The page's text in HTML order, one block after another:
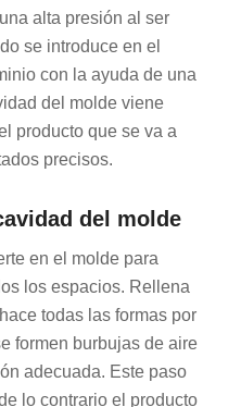
alta presión al ser
se introduce en el
con la ayuda de una
del molde viene
producto que se va a
precisos.
del molde
en el molde para
los espacios. Rellena
todas las formas por
formen burbujas de aire
adecuada. Este paso
lo contrario el producto